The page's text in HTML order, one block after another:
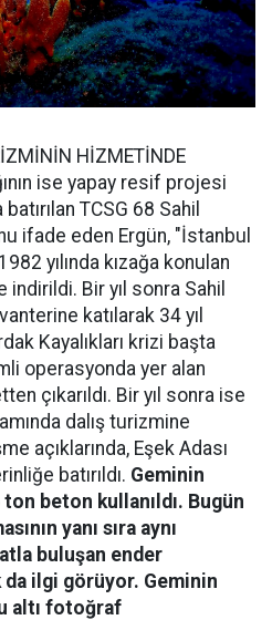
HİZMETİNDE
ise yapay resif projesi
TCSG 68 Sahil
ifade eden Ergün, "İstanbul
yılında kızağa konulan
indirildi. Bir yıl sonra Sahil
katılarak 34 yıl
Kayalıkları krizi başta
operasyonda yer alan
çıkarıldı. Bir yıl sonra ise
dalış turizmine
açıklarında, Eşek Adası
batırıldı. Geminin
ton beton kullanıldı. Bugün
yanı sıra aynı
buluşan ender
ilgi görüyor. Geminin
altı fotoğraf